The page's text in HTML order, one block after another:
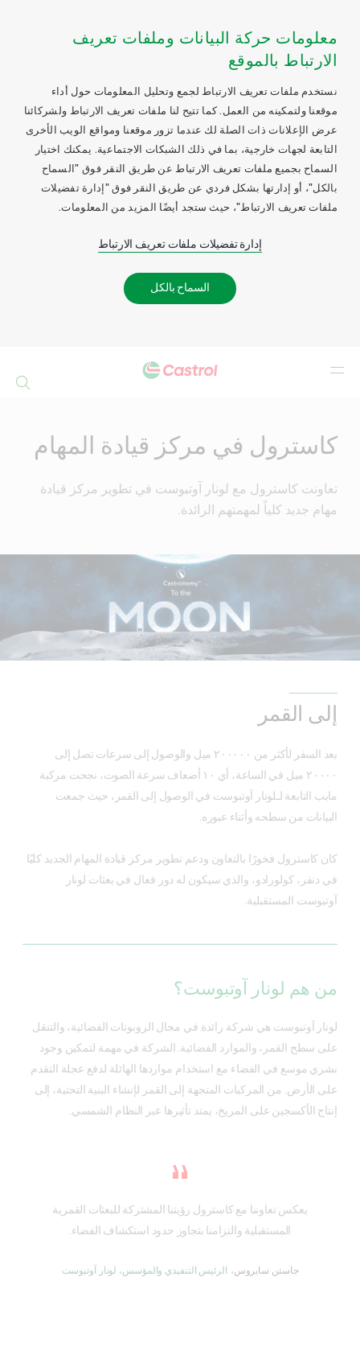
معلومات حركة البيانات وملفات تعريف
الارتباط بالموقع
نستخدم ملفات تعريف الارتباط لجمع وتحليل المعلومات حول أداء
موقعنا ولتمكينه من العمل. كما تتيح لنا ملفات تعريف الارتباط ولشركائنا
عرض الإعلانات ذات الصلة لك عندما تزور موقعنا ومواقع الويب الأخرى
التابعة لجهات خارجية، بما في ذلك الشبكات الاجتماعية. يمكنك اختيار
السماح بجميع ملفات تعريف الارتباط عن طريق النقر فوق "السماح
بالكل"، أو إدارتها بشكل فردي عن طريق النقر فوق "إدارة تفضيلات
ملفات تعريف الارتباط"، حيث ستجد أيضًا المزيد من المعلومات.
إدارة تفضيلات ملفات تعريف الارتباط
السماح بالكل
كاسترول في مركز قيادة المهام
تعاونت كاسترول مع لونار آوتبوست في تطوير مركز قيادة
مهام جديد كلياً لمهمتهم الرائدة.
إلى القمر
بعد السفر لأكثر من ٢٠٠٠٠٠ ميل والوصول إلى سرعات تصل إلى
٢٠٠٠٠ ميل في الساعة، أي ١٠ أضعاف سرعة الصوت، نجحت مركبة
مابب التابعة لـلونار آوتبوست في الوصول إلى القمر، حيث جمعت
البيانات من سطحه وأثناء عبوره.
كان كاسترول فخورًا بالتعاون ودعم تطوير مركز قيادة المهام الجديد كليًا
في دنفر، كولورادو، والذي سيكون له دور فعال في بعثات لونار
آوتبوست المستقبلية.
من هم لونار آوتبوست؟
لونار آوتبوست هي شركة رائدة في مجال الروبوتات الفضائية، والتنقل
على سطح القمر، والموارد الفضائية. الشركة في مهمة لتمكين وجود
بشري موسع في الفضاء مع استخدام مواردها الهائلة لدفع عجلة التقدم
على الأرض. من المركبات المتجهة إلى القمر لإنشاء البنية التحتية، إلى
إنتاج الأكسجين على المريخ، يمتد تأثيرها عبر النظام الشمسي.
يعكس تعاوننا مع كاسترول رؤيتنا المشتركة للبعثات القمرية
المستقبلية والتزامنا بتجاوز حدود استكشاف الفضاء.
جاستن سايروس، الرئيس التنفيذي والمؤسس، لونار آوتبوست